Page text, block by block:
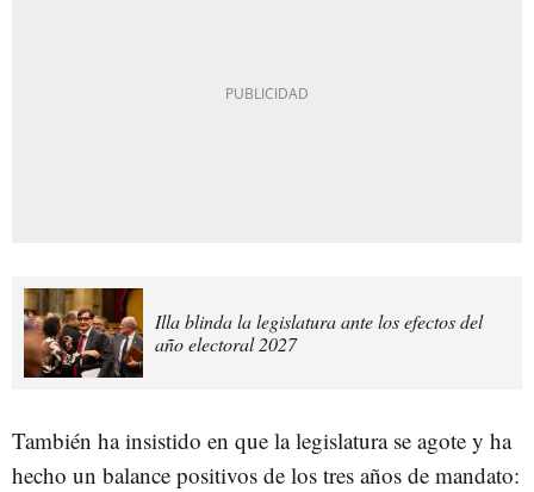
Illa blinda la legislatura ante los efectos del
año electoral 2027
También ha insistido en que la legislatura se agote y ha
hecho un balance positivos de los tres años de mandato: